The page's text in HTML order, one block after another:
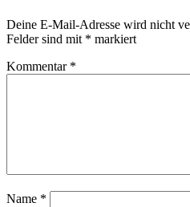
Deine E-Mail-Adresse wird nicht
Felder sind mit * markiert
Kommentar *
Name *